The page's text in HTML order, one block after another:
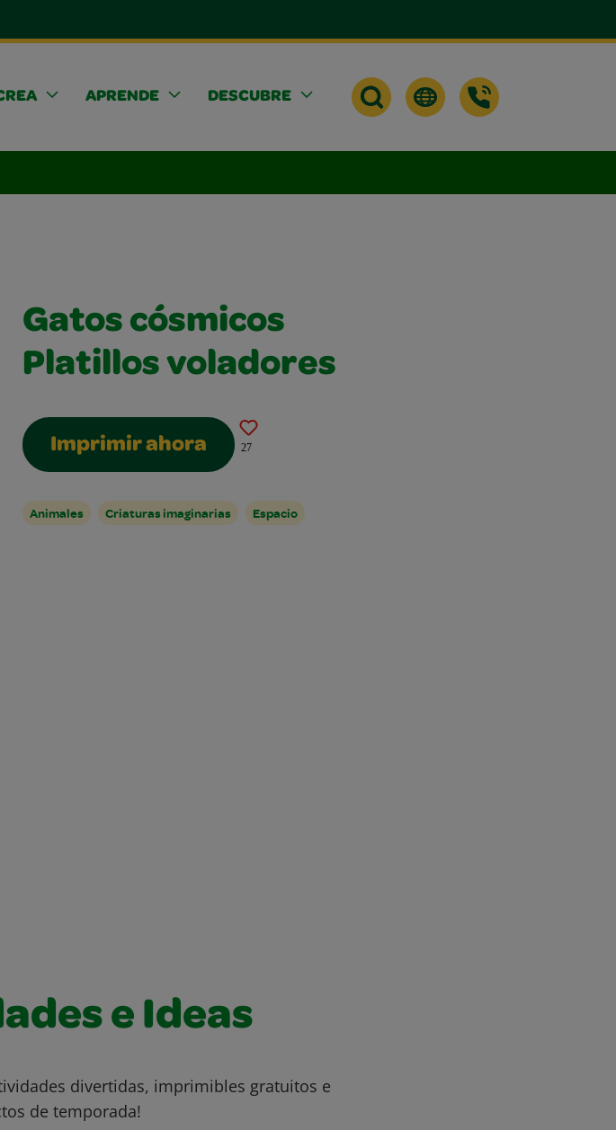
APRENDE DESCUBRE
Gatos cósmicos
Platillos voladores
Imprimir ahora 27
Animales Criaturas imaginarias Espacio
e Ideas
divertidas, imprimibles gratuitos e
de temporada!